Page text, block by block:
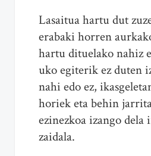
Lasaitua hartu dut
erabaki horren
hartu dituelako nahiz
uko egiterik ez duten
nahi edo ez,
horiek eta behin
ezinezkoa izango dela
zaidala.